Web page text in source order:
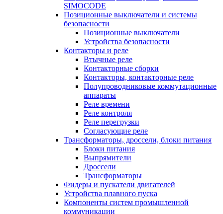
SIMOCODE
Позиционные выключатели и системы
безопасности
Позиционные выключатели
Устройства безопасности
Контакторы и реле
Втычные реле
Контакторные сборки
Контакторы, контакторные реле
Полупроводниковые коммутационные
аппараты
Реле времени
Реле контроля
Реле перегрузки
Согласующие реле
Трансформаторы, дроссели, блоки питания
Блоки питания
Выпрямители
Дроссели
Трансформаторы
Фидеры и пускатели двигателей
Устройства плавного пуска
Компоненты систем промышленной
коммуникации